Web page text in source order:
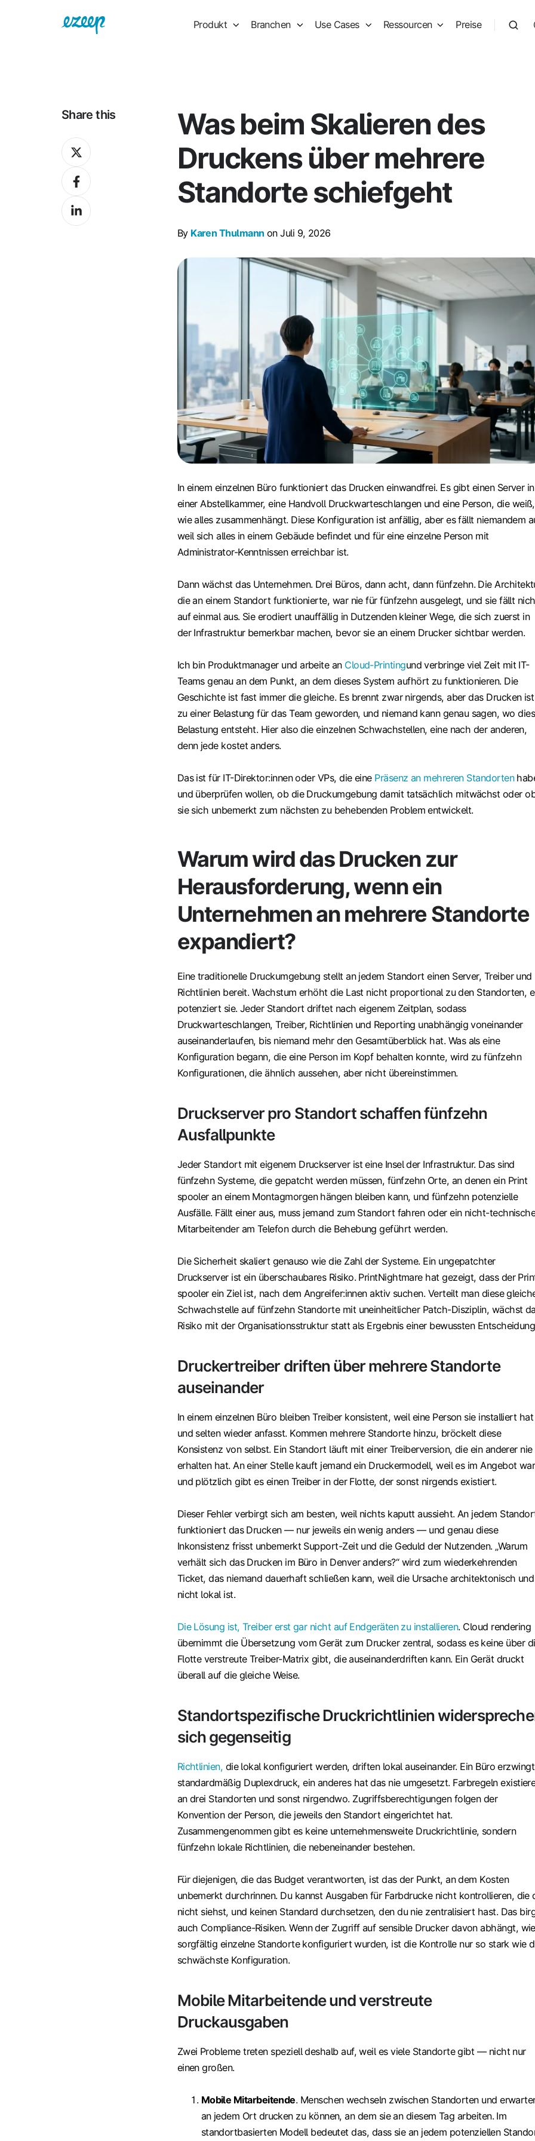
Produkt Branchen Use Cases Ressourcen Preise
Was beim Skalieren des
Druckens über mehrere
Standorte schiefgeht
By Karen Thulmann on Juli 9, 2026
In einem einzelnen Büro funktioniert das Drucken einwandfrei. Es gibt einen Server in
einer Abstellkammer, eine Handvoll Druckwarteschlangen und eine Person, die weiß,
wie alles zusammenhängt. Diese Konfiguration ist anfällig, aber es fällt niemandem
weil sich alles in einem Gebäude befindet und für eine einzelne Person mit
Administrator-Kenntnissen erreichbar ist.
Dann wächst das Unternehmen. Drei Büros, dann acht, dann fünfzehn. Die
die an einem Standort funktionierte, war nie für fünfzehn ausgelegt, und sie fällt
auf einmal aus. Sie erodiert unauffällig in Dutzenden kleiner Wege, die sich zuerst in
der Infrastruktur bemerkbar machen, bevor sie an einem Drucker sichtbar werden.
Ich bin Produktmanager und arbeite an Cloud-Printingund verbringe viel Zeit mit IT-
Teams genau an dem Punkt, an dem dieses System aufhört zu funktionieren. Die
Geschichte ist fast immer die gleiche. Es brennt zwar nirgends, aber das Drucken ist
zu einer Belastung für das Team geworden, und niemand kann genau sagen, wo
Belastung entsteht. Hier also die einzelnen Schwachstellen, eine nach der anderen,
denn jede kostet anders.
Das ist für IT-Direktor:innen oder VPs, die eine Präsenz an mehreren Standorten
und überprüfen wollen, ob die Druckumgebung damit tatsächlich mitwächst oder
sie sich unbemerkt zum nächsten zu behebenden Problem entwickelt.
Warum wird das Drucken zur
Herausforderung, wenn ein
Unternehmen an mehrere Standorte
expandiert?
Eine traditionelle Druckumgebung stellt an jedem Standort einen Server, Treiber und
Richtlinien bereit. Wachstum erhöht die Last nicht proportional zu den Standorten,
potenziert sie. Jeder Standort driftet nach eigenem Zeitplan, sodass
Druckwarteschlangen, Treiber, Richtlinien und Reporting unabhängig voneinander
auseinanderlaufen, bis niemand mehr den Gesamtüberblick hat. Was als eine
Konfiguration begann, die eine Person im Kopf behalten konnte, wird zu fünfzehn
Konfigurationen, die ähnlich aussehen, aber nicht übereinstimmen.
Druckserver pro Standort schaffen fünfzehn
Ausfallpunkte
Jeder Standort mit eigenem Druckserver ist eine Insel der Infrastruktur. Das sind
fünfzehn Systeme, die gepatcht werden müssen, fünfzehn Orte, an denen ein Print
spooler an einem Montagmorgen hängen bleiben kann, und fünfzehn potenzielle
Ausfälle. Fällt einer aus, muss jemand zum Standort fahren oder ein nicht-
Mitarbeitender am Telefon durch die Behebung geführt werden.
Die Sicherheit skaliert genauso wie die Zahl der Systeme. Ein ungepatchter
Druckserver ist ein überschaubares Risiko. PrintNightmare hat gezeigt, dass der
spooler ein Ziel ist, nach dem Angreifer:innen aktiv suchen. Verteilt man diese
Schwachstelle auf fünfzehn Standorte mit uneinheitlicher Patch-Disziplin, wächst
Risiko mit der Organisationsstruktur statt als Ergebnis einer bewussten
Druckertreiber driften über mehrere Standorte
auseinander
In einem einzelnen Büro bleiben Treiber konsistent, weil eine Person sie installiert hat
und selten wieder anfasst. Kommen mehrere Standorte hinzu, bröckelt diese
Konsistenz von selbst. Ein Standort läuft mit einer Treiberversion, die ein anderer nie
erhalten hat. An einer Stelle kauft jemand ein Druckermodell, weil es im Angebot
und plötzlich gibt es einen Treiber in der Flotte, der sonst nirgends existiert.
Dieser Fehler verbirgt sich am besten, weil nichts kaputt aussieht. An jedem
funktioniert das Drucken — nur jeweils ein wenig anders — und genau diese
Inkonsistenz frisst unbemerkt Support-Zeit und die Geduld der Nutzenden. „Warum
verhält sich das Drucken im Büro in Denver anders?“ wird zum wiederkehrenden
Ticket, das niemand dauerhaft schließen kann, weil die Ursache architektonisch und
nicht lokal ist.
Die Lösung ist, Treiber erst gar nicht auf Endgeräten zu installieren. Cloud rendering
übernimmt die Übersetzung vom Gerät zum Drucker zentral, sodass es keine über
Flotte verstreute Treiber-Matrix gibt, die auseinanderdriften kann. Ein Gerät druckt
überall auf die gleiche Weise.
Standortspezifische Druckrichtlinien
sich gegenseitig
Richtlinien, die lokal konfiguriert werden, driften lokal auseinander. Ein Büro erzwingt
standardmäßig Duplexdruck, ein anderes hat das nie umgesetzt. Farbregeln
an drei Standorten und sonst nirgendwo. Zugriffsberechtigungen folgen der
Konvention der Person, die jeweils den Standort eingerichtet hat.
Zusammengenommen gibt es keine unternehmensweite Druckrichtlinie, sondern
fünfzehn lokale Richtlinien, die nebeneinander bestehen.
Für diejenigen, die das Budget verantworten, ist das der Punkt, an dem Kosten
unbemerkt durchrinnen. Du kannst Ausgaben für Farbdrucke nicht kontrollieren, die
nicht siehst, und keinen Standard durchsetzen, den du nie zentralisiert hast. Das
auch Compliance-Risiken. Wenn der Zugriff auf sensible Drucker davon abhängt, wie
sorgfältig einzelne Standorte konfiguriert wurden, ist die Kontrolle nur so stark wie
schwächste Konfiguration.
Mobile Mitarbeitende und verstreute
Druckausgaben
Zwei Probleme treten speziell deshalb auf, weil es viele Standorte gibt — nicht nur
einen großen.
Mobile Mitarbeitende. Menschen wechseln zwischen Standorten und
an jedem Ort drucken zu können, an dem sie an diesem Tag arbeiten. Im
standortbasierten Modell bedeutet das, dass sie an jedem potenziellen
Share this
Share
on
XShare
on
Facebook
Share
on